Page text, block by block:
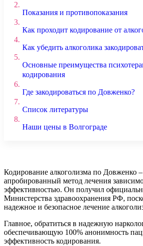
2.
Показания и противопоказания
3.
Как проходит кодирование от
4.
Как убедить алкоголика
5.
Основные преимущества
кодирования
6.
Где закодироваться по Довженко?
7.
Список литературы
8.
Наши цены в Волгограде
Кодирование алкоголизма по Довженко
апробированный метод лечения
эффективностью. Он получил
Министерства здравоохранения РФ,
надежное и безопасное лечение
Главное, обратиться в надежную
обеспечивающую 100% анонимность
эффективность кодирования.